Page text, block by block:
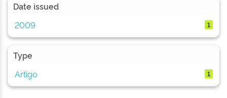
Date issued
2009
1
Type
Artigo
1